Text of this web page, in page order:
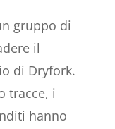
gruppo di
il
di Dryfork.
tracce, i
hanno